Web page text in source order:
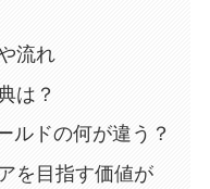
流れ
は？
ルドの何が違う？
を目指す価値が